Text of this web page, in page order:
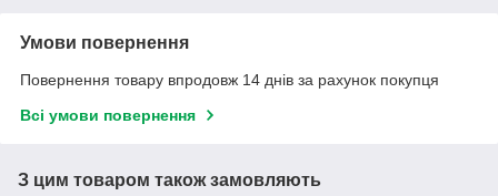
Умови повернення
Повернення товару впродовж 14 днів за рахунок покупця
Всі умови повернення
З цим товаром також замовляють